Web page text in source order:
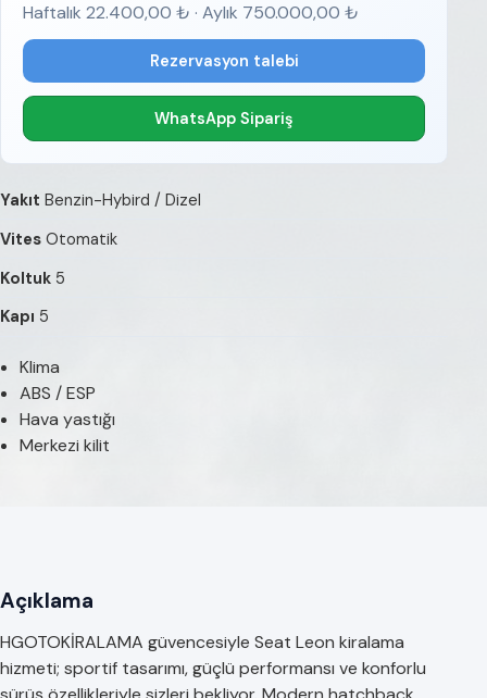
Haftalık 22.400,00 ₺ · Aylık 750.000,00 ₺
Rezervasyon talebi
WhatsApp Sipariş
Yakıt Benzin-Hybird / Dizel
Vites Otomatik
Koltuk 5
Kapı 5
Klima
ABS / ESP
Hava yastığı
Merkezi kilit
Açıklama
HGOTOKİRALAMA güvencesiyle Seat Leon kiralama
hizmeti; sportif tasarımı, güçlü performansı ve konforlu